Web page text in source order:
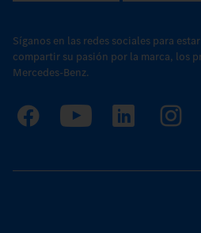
Síganos en las redes sociales para
compartir su pasión por la marca, los
Mercedes-Benz.